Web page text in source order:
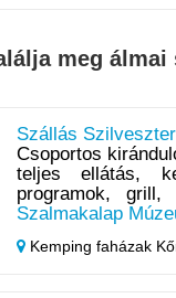
meg álmai
Szállás
Csoportos
teljes ellátás,
programok, grill,
Szalmakalap
Kemping faházak